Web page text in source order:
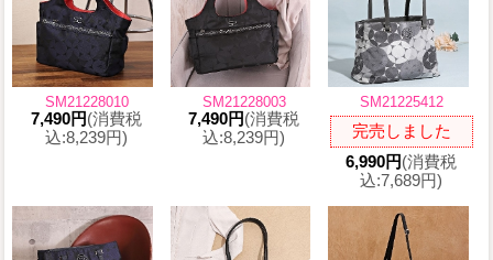
SM21228010
7,490円(消費税
込:8,239円)
SM21228003
7,490円(消費税
込:8,239円)
SM21225412
完売しました
6,990円(消費税
込:7,689円)